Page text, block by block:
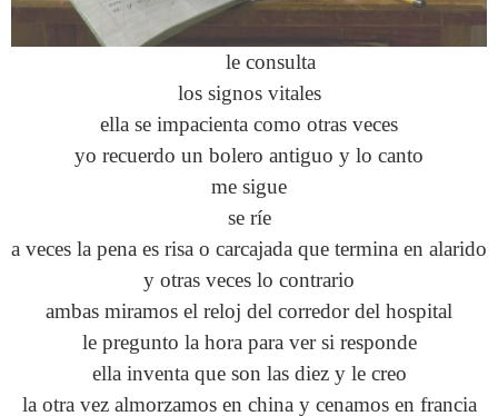
le consulta
los signos vitales
ella se impacienta como otras veces
yo recuerdo un bolero antiguo y lo canto
me sigue
se ríe
a veces la pena es risa o carcajada que termina en alarido
y otras veces lo contrario
ambas miramos el reloj del corredor del hospital
le pregunto la hora para ver si responde
ella inventa que son las diez y le creo
la otra vez almorzamos en china y cenamos en francia